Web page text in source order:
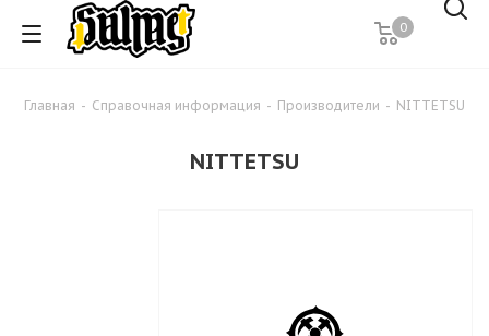
0
Главная - Справочная информация - Производители - NITTETSU
NITTETSU